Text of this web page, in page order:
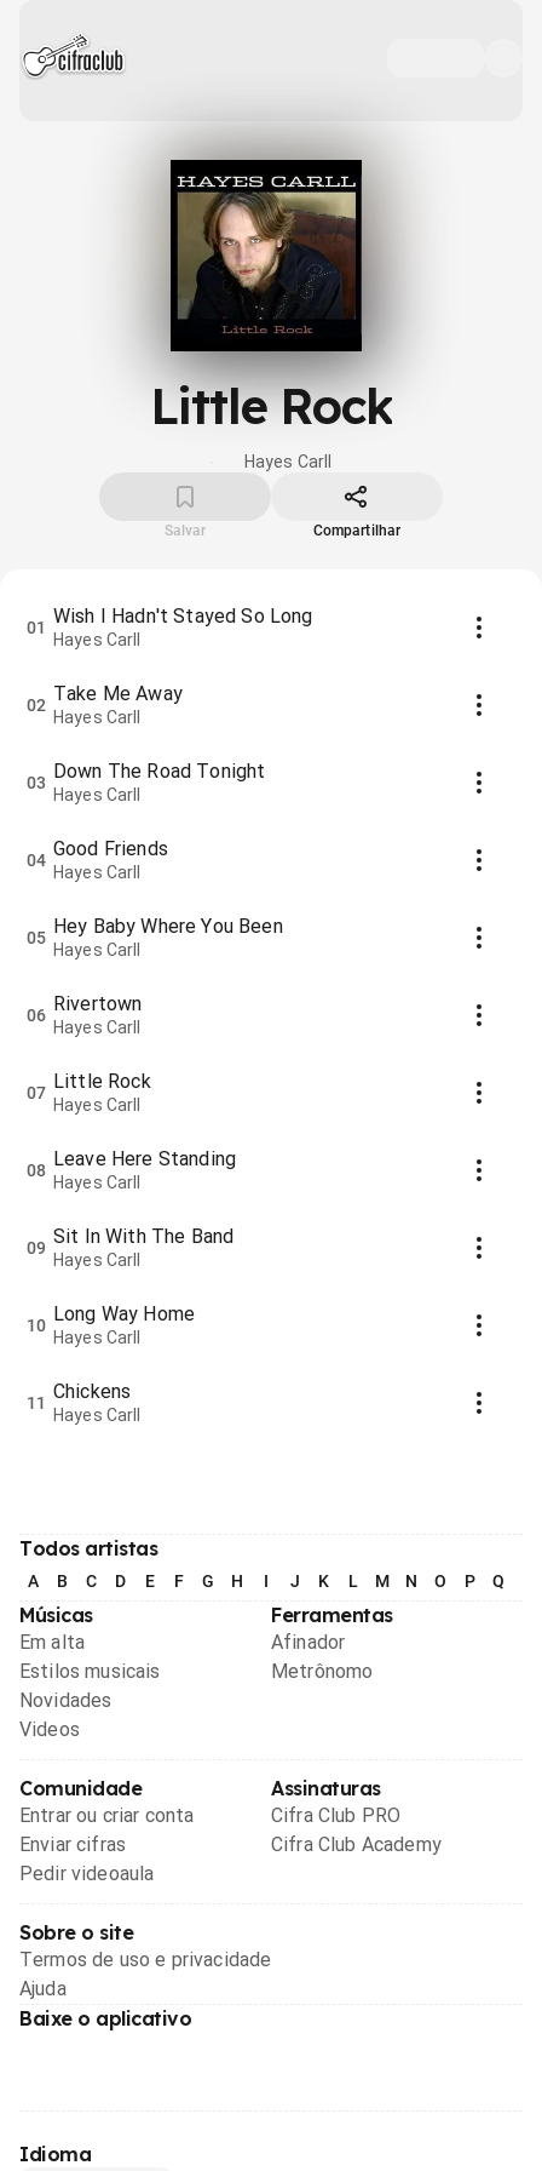
Little Rock
Hayes Carll
Salvar Compartilhar
01 Wish I Hadn't Stayed So Long
Hayes Carll
02 Take Me Away
Hayes Carll
03 Down The Road Tonight
Hayes Carll
04 Good Friends
Hayes Carll
05 Hey Baby Where You Been
Hayes Carll
06 Rivertown
Hayes Carll
07 Little Rock
Hayes Carll
08 Leave Here Standing
Hayes Carll
09 Sit In With The Band
Hayes Carll
10 Long Way Home
Hayes Carll
11 Chickens
Hayes Carll
Todos artistas
A B C D E F G H I J K L M N O P Q
Músicas
Em alta
Estilos musicais
Novidades
Videos
Ferramentas
Afinador
Metrônomo
Comunidade
Entrar ou criar conta
Enviar cifras
Pedir videoaula
Assinaturas
Cifra Club PRO
Cifra Club Academy
Sobre o site
Termos de uso e privacidade
Ajuda
Baixe o aplicativo
Idioma